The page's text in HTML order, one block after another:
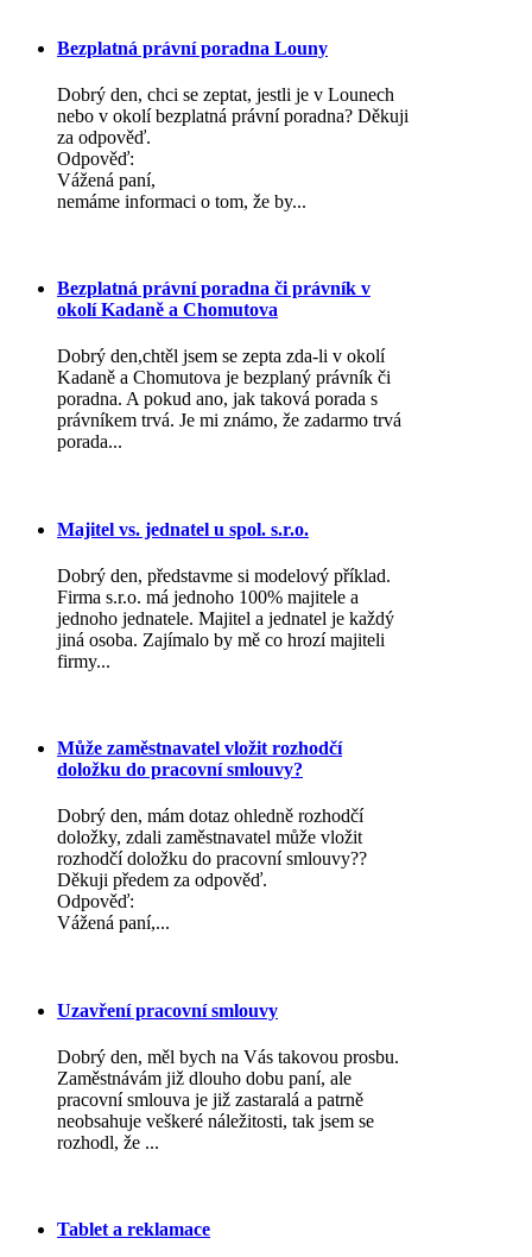
Bezplatná právní poradna Louny
Dobrý den, chci se zeptat, jestli je v Lounech
nebo v okolí bezplatná právní poradna? Děkuji
za odpověď.
Odpověď:
Vážená paní,
nemáme informaci o tom, že by...
Bezplatná právní poradna či právník v
okolí Kadaně a Chomutova
Dobrý den,chtěl jsem se zepta zda-li v okolí
Kadaně a Chomutova je bezplaný právník či
poradna. A pokud ano, jak taková porada s
právníkem trvá. Je mi známo, že zadarmo trvá
porada...
Majitel vs. jednatel u spol. s.r.o.
Dobrý den, představme si modelový příklad.
Firma s.r.o. má jednoho 100% majitele a
jednoho jednatele. Majitel a jednatel je každý
jiná osoba. Zajímalo by mě co hrozí majiteli
firmy...
Může zaměstnavatel vložit rozhodčí
doložku do pracovní smlouvy?
Dobrý den, mám dotaz ohledně rozhodčí
doložky, zdali zaměstnavatel může vložit
rozhodčí doložku do pracovní smlouvy??
Děkuji předem za odpověď.
Odpověď:
Vážená paní,...
Uzavření pracovní smlouvy
Dobrý den, měl bych na Vás takovou prosbu.
Zaměstnávám již dlouho dobu paní, ale
pracovní smlouva je již zastaralá a patrně
neobsahuje veškeré náležitosti, tak jsem se
rozhodl, že ...
Tablet a reklamace